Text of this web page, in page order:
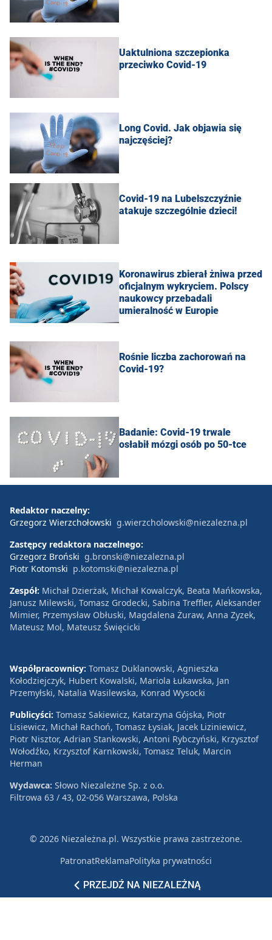
Uaktulniona szczepionka
przeciwko Covid-19
Long Covid. Jak objawia się
najczęściej?
Covid-19 na Lubelszczyźnie
atakuje szczególnie dzieci!
Koronawirus zbierał żniwa przed
oficjalnym wykryciem. Polscy
naukowcy przebadali
umieralność w Europie
Rośnie liczba zachorowań na
Covid-19?
Badanie: Covid-19 trwale
osłabił mózgi osób po 50-tce
PRZEJDŹ NA NIEZALEŻNĄ
Redaktor naczelny:
Grzegorz Wierzchołowski g.wierzcholowski@niezalezna.pl
Zastępcy redaktora naczelnego:
Grzegorz Broński g.bronski@niezalezna.pl
Piotr Kotomski p.kotomski@niezalezna.pl
Zespół: Michał Dzierżak, Michał Kowalczyk, Beata Mańkowska,
Janusz Milewski, Tomasz Grodecki, Sabina Treffler, Aleksander
Mimier, Przemysław Obłuski, Magdalena Żuraw, Anna Zyzek,
Mateusz Mol, Mateusz Święcicki
Współpracownicy: Tomasz Duklanowski, Agnieszka
Kołodziejczyk, Hubert Kowalski, Mariola Łukawska, Jan
Przemyłski, Natalia Wasilewska, Konrad Wysocki
Publicyści: Tomasz Sakiewicz, Katarzyna Gójska, Piotr
Lisiewicz, Michał Rachoń, Tomasz Łysiak, Jacek Liziniewicz,
Piotr Nisztor, Adrian Stankowski, Antoni Rybczyński, Krzysztof
Wołodźko, Krzysztof Karnkowski, Tomasz Teluk, Marcin
Herman
Wydawca: Słowo Niezależne Sp. z o.o.
Filtrowa 63 / 43, 02-056 Warszawa, Polska
© 2026 Niezależna.pl. Wszystkie prawa zastrzeżone.
PatronatReklamaPolityka prywatności